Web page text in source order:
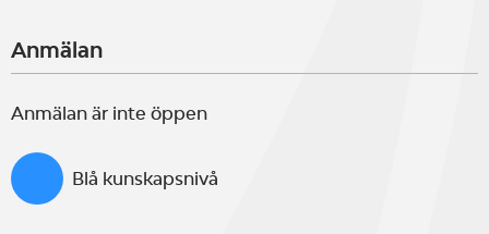
Anmälan
Anmälan är inte öppen
Blå kunskapsnivå